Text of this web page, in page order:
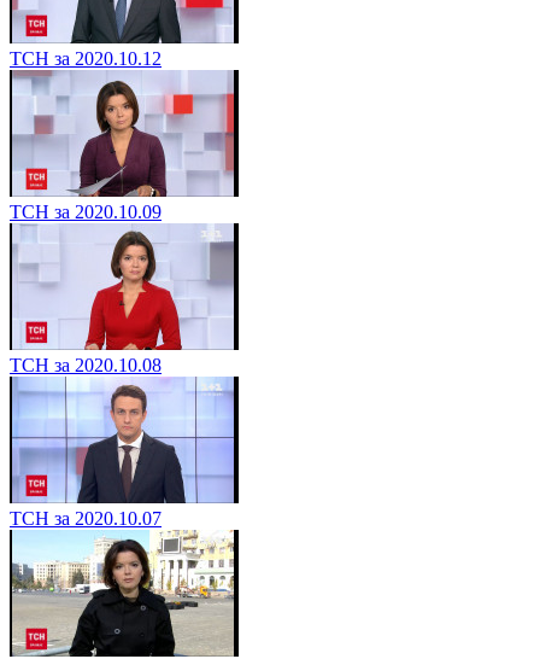
ТСН за 2020.10.12
ТСН за 2020.10.09
ТСН за 2020.10.08
ТСН за 2020.10.07